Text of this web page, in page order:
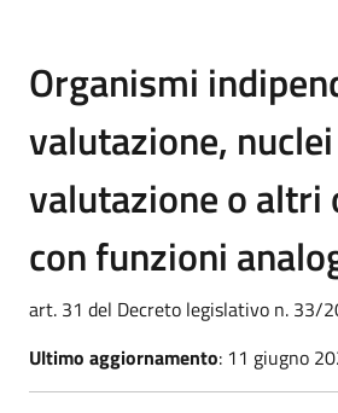
Organismi
valutazione,
valutazione o altri
con funzioni
art. 31 del Decreto legislativo n. 33/
Ultimo aggiornamento: 11 giugno